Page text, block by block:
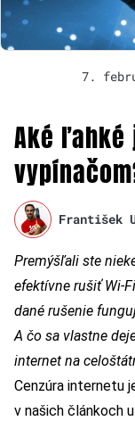
7.
Aké
František
Premýšľali ste
efektívne rušiť Wi-
dané rušenie
A čo sa vlastne
internet na
Cenzúra internetu
v našich článkoch